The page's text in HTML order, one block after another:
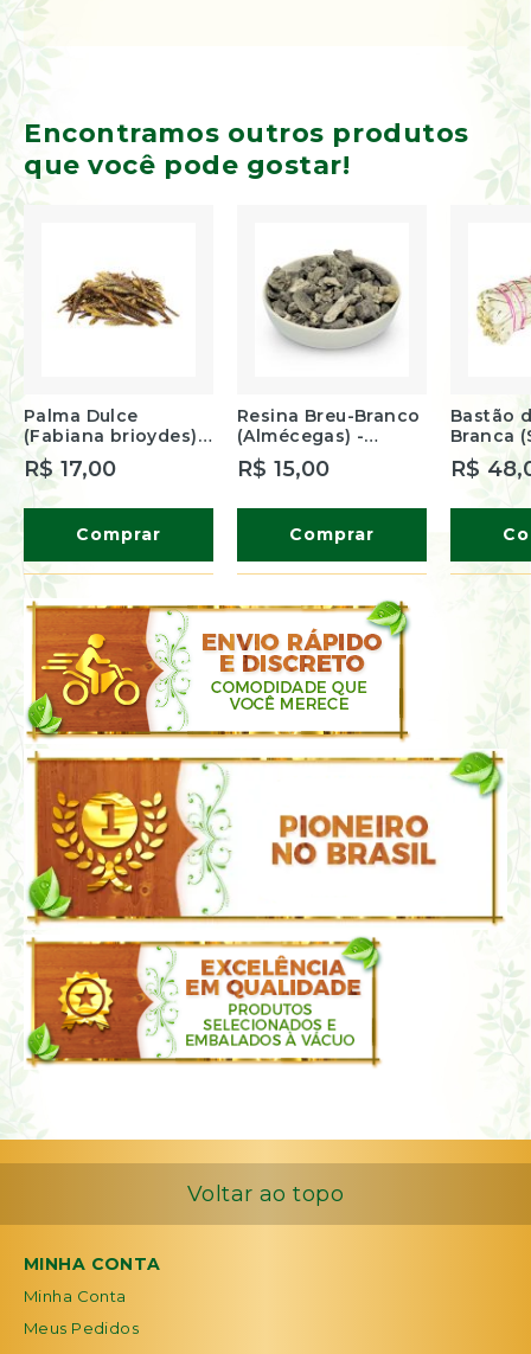
Encontramos outros produtos
que você pode gostar!
Palma Dulce
(Fabiana brioydes) -
Incenso Peruano -
10 g
R$ 17,00
Comprar
Resina Breu-Branco
(Almécegas) -
Incenso Natural - 50
g
R$ 15,00
Comprar
Bastão
Branca
Incenso
R$
Voltar ao topo
MINHA CONTA
Minha Conta
Meus Pedidos